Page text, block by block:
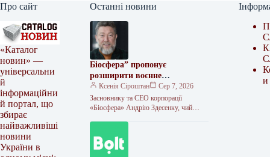
Про сайт
«Каталог
новин» —
універсальни
й
інформаційни
й портал, що
збирає
найважливіші
новини
України в
Останні новини
Біосфера” пропонує
розширити воєнне
страхування та запровадити
мораторій на перевірки
Ксенія Сіроштан
Сер 7, 2026
Засновнику та СЕО корпорації
«Біосфера» Андрію Здесенку, чий
через ворожий удар…
и